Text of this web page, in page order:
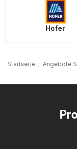
Hofer
Startseite Angebote